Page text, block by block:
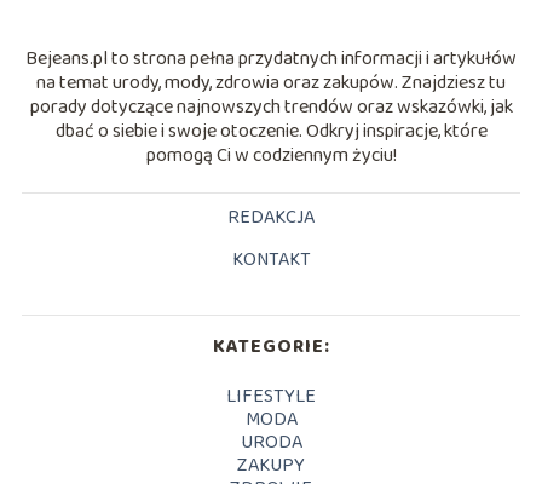
Bejeans.pl to strona pełna przydatnych informacji i artykułów
na temat urody, mody, zdrowia oraz zakupów. Znajdziesz tu
porady dotyczące najnowszych trendów oraz wskazówki, jak
dbać o siebie i swoje otoczenie. Odkryj inspiracje, które
pomogą Ci w codziennym życiu!
REDAKCJA
KONTAKT
KATEGORIE:
LIFESTYLE
MODA
URODA
ZAKUPY